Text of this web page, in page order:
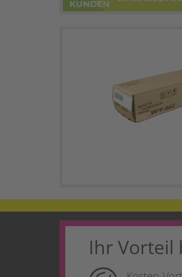
KUNDEN
Ihr Vorteil